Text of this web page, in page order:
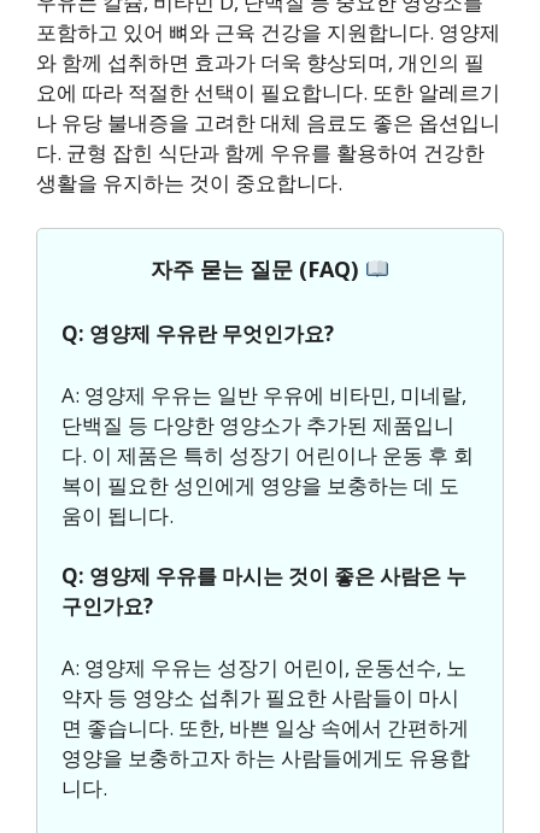
포함하고 있어 뼈와 근육 건강을 지원합니다. 영양제
와 함께 섭취하면 효과가 더욱 향상되며, 개인의 필
요에 따라 적절한 선택이 필요합니다. 또한 알레르기
나 유당 불내증을 고려한 대체 음료도 좋은 옵션입니
다. 균형 잡힌 식단과 함께 우유를 활용하여 건강한
생활을 유지하는 것이 중요합니다.
자주 묻는 질문 (FAQ)
Q: 영양제 우유란 무엇인가요?
A: 영양제 우유는 일반 우유에 비타민, 미네랄,
단백질 등 다양한 영양소가 추가된 제품입니
다. 이 제품은 특히 성장기 어린이나 운동 후 회
복이 필요한 성인에게 영양을 보충하는 데 도
움이 됩니다.
Q: 영양제 우유를 마시는 것이 좋은 사람은 누
구인가요?
A: 영양제 우유는 성장기 어린이, 운동선수, 노
약자 등 영양소 섭취가 필요한 사람들이 마시
면 좋습니다. 또한, 바쁜 일상 속에서 간편하게
영양을 보충하고자 하는 사람들에게도 유용합
니다.